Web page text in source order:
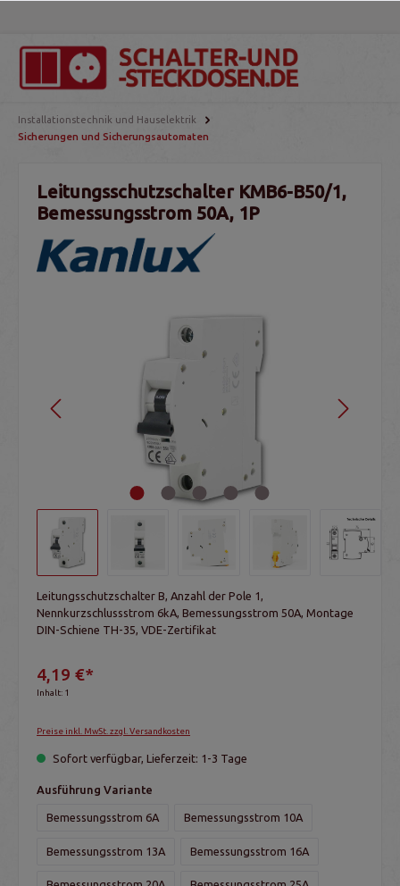
Installationstechnik und Hauselektrik
Sicherungen und Sicherungsautomaten
Leitungsschutzschalter KMB6-B50/1,
Bemessungsstrom 50A, 1P
Leitungsschutzschalter B, Anzahl der Pole 1,
Nennkurzschlussstrom 6kA, Bemessungsstrom 50A, Montage
DIN-Schiene TH-35, VDE-Zertifikat
4,19 €*
Inhalt: 1
Preise inkl. MwSt. zzgl. Versandkosten
Sofort verfügbar, Lieferzeit: 1-3 Tage
Ausführung Variante
Bemessungsstrom 6A Bemessungsstrom 10A
Bemessungsstrom 13A Bemessungsstrom 16A